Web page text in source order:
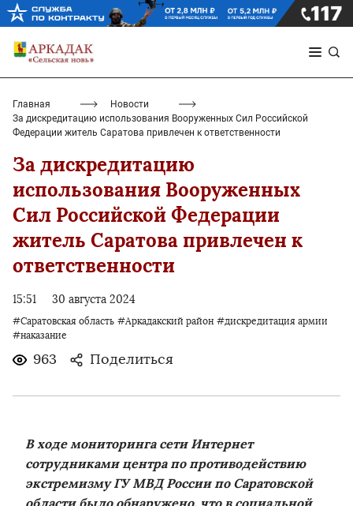
Главная
Новости
За дискредитацию использования Вооруженных Сил Российской
Федерации житель Саратова привлечен к ответственности
За дискредитацию
использования Вооруженных
Сил Российской Федерации
житель Саратова привлечен к
ответственности
15:51 30 августа 2024
#Саратовская область #Аркадакский район #дискредитация армии
#наказание
963 Поделиться
В ходе мониторинга сети Интернет
сотрудниками центра по противодействию
экстремизму ГУ МВД России по Саратовской